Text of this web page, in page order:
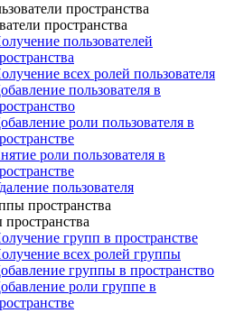
пространства
пространства
пользователей
всех ролей пользователя
пользователя в
роли пользователя в
роли пользователя в
пользователя
пространства
групп в пространстве
всех ролей группы
группы в пространство
роли группе в